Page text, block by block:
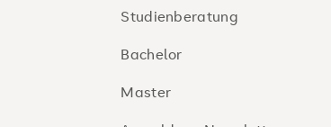
Studienberatung
Bachelor
Master